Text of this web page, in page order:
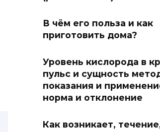
В чём его польза и как
приготовить дома?
Уровень кислорода в
пульс и сущность
показания и
норма и отклонение
Как возникает,